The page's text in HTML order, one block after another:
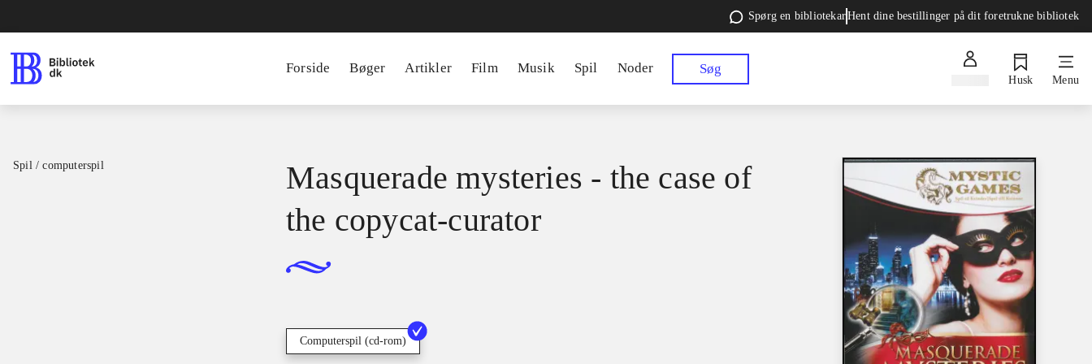
Spørg en bibliotekarHent dine bestillinger på dit foretrukne bibliotek
Forside Bøger Artikler Film Musik Spil Noder Søg
Husk Menu
Spil / computerspil
Masquerade mysteries - the case of
the copycat-curator
Computerspil (cd-rom)